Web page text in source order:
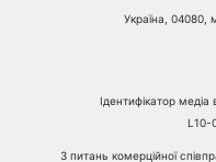
Україна, 04080,
Ідентифікатор медіа
L10-
З питань комерційної